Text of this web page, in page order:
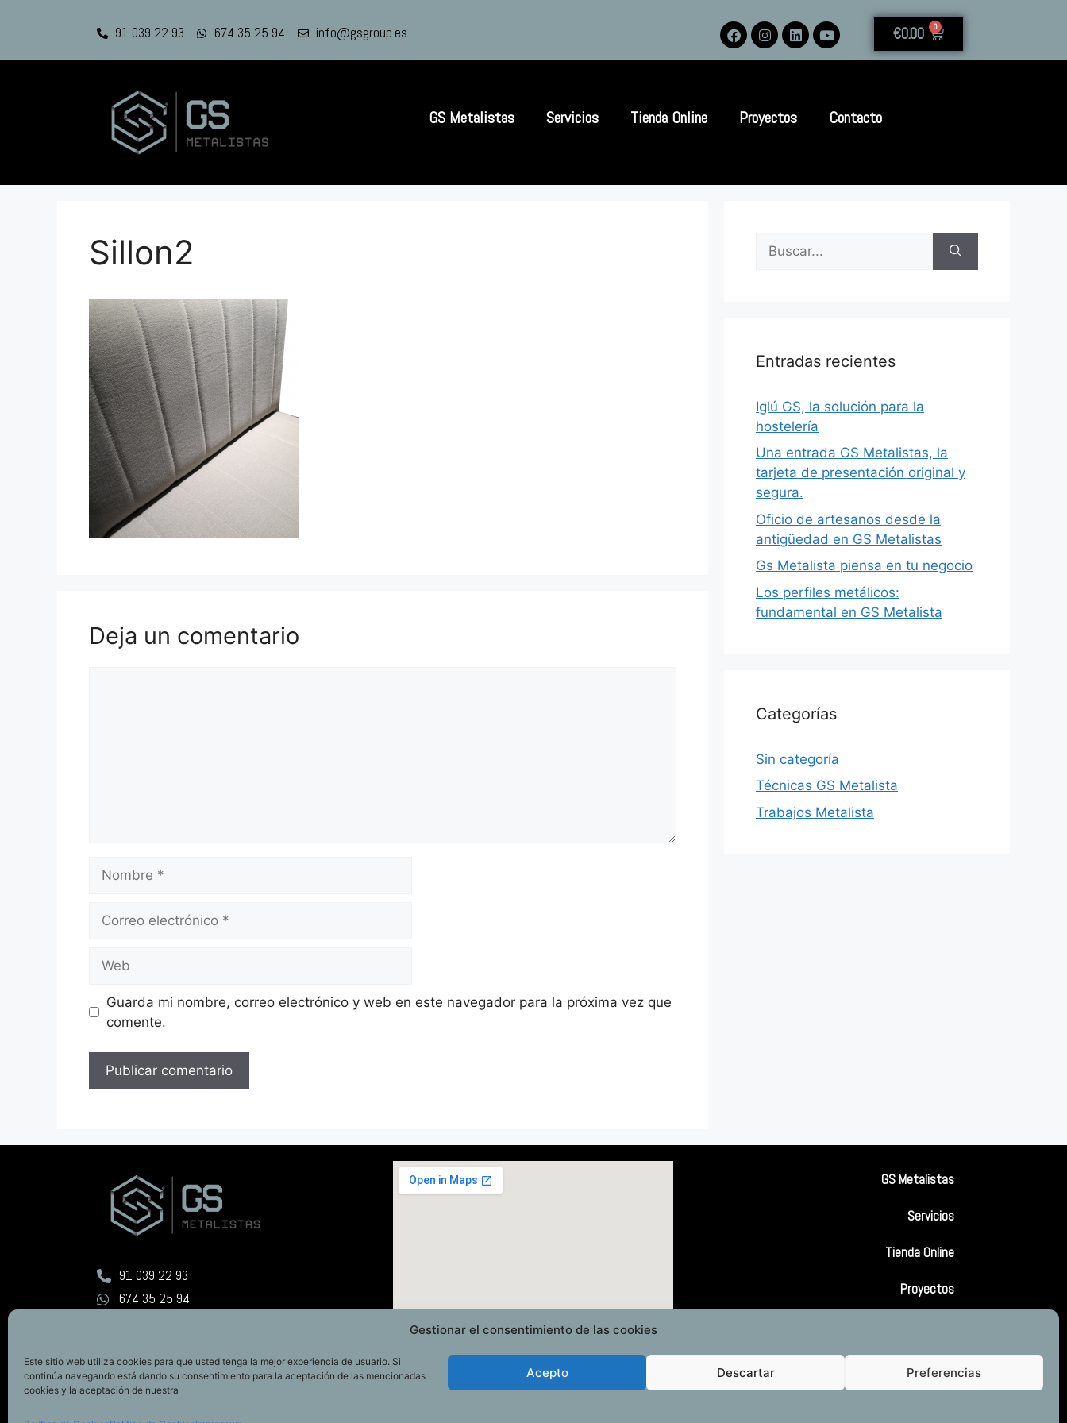
Gestionar el consentimiento de las cookies
Este sitio web utiliza cookies para que usted tenga la mejor experiencia de usuario. Si
continúa navegando está dando su consentimiento para la aceptación de las mencionadas
cookies y la aceptación de nuestra
Acepto Descartar Preferencias
91 039 22 93 674 35 25 94 info@gsgroup.es €0.00 0
GS Metalistas Servicios Tienda Online Proyectos Contacto
Sillon2
Deja un comentario
Guarda mi nombre, correo electrónico y web en este navegador para la próxima vez que
comente.
Entradas recientes
Iglú GS, la solución para la
hostelería
Una entrada GS Metalistas, la
tarjeta de presentación original y
segura.
Oficio de artesanos desde la
antigüedad en GS Metalistas
Gs Metalista piensa en tu negocio
Los perfiles metálicos:
fundamental en GS Metalista
Categorías
Sin categoría
Técnicas GS Metalista
Trabajos Metalista
91 039 22 93
674 35 25 94
GS Metalistas
Servicios
Tienda Online
Proyectos